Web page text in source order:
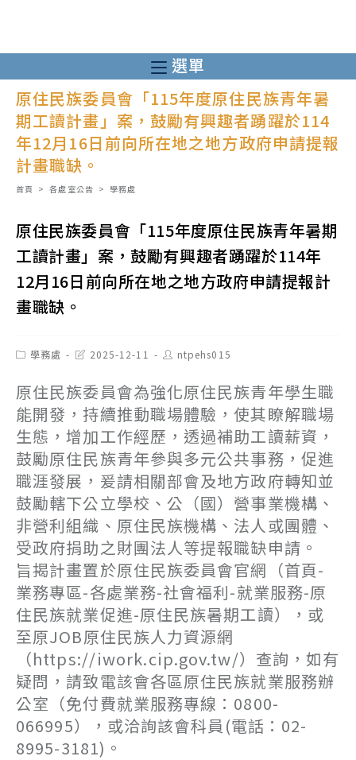
至
主
要
內
容
選單
原住民族委員會「115年度原住民族青年暑
期工讀計畫」案，鼓勵有興趣者踴躍於114
年12月16日前向所在地之地方政府申請提報
計畫職缺。
首頁 > 各處室公告 > 學務處
原住民族委員會「115年度原住民族青年暑期
工讀計畫」案，鼓勵有興趣者踴躍於114年
12月16日前向所在地之地方政府申請提報計
畫職缺。
Post學務處
Post2025-12-11
Post
author:
ntpehs015
原住民族委員會為強化原住民族青年學生職
能開發，持續推動職場體驗，使其瞭解職場
生態，增加工作經歷，透過補助工讀薪資，
鼓勵原住民族青年參與多元公共事務，促進
職涯發展，爰請相關部會及地方政府轉知並
鼓勵轄下公立學校、公（國）營事業機構、
非營利組織、原住民族機構、法人或團體、
受政府捐助之財團法人等提報職缺申請。
旨揭計畫置於原住民族委員會官網（首頁-
業務專區-各處業務-社會福利-就業服務-原
住民族就業促進-原住民族暑期工讀），或
至原JOB原住民族人力資源網
（https://iwork.cip.gov.tw/）查詢，如有
疑問，請致電該會各區原住民族就業服務辦
公室（免付費就業服務專線：0800-
066995），或洽詢該會科員(電話：02-
8995-3181)。